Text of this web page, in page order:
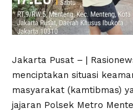
Jakarta Pusat – |
menciptakan situasi
masyarakat (kamtibmas)
jajaran Polsek Metro